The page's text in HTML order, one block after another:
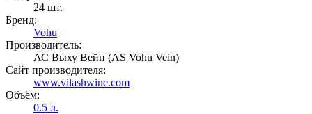
24 шт.
Бренд:
Vohu
Производитель:
АС Выху Вейн (AS Vohu Vein)
Сайт производителя:
www.vilashwine.com
Объём:
0.5 л.